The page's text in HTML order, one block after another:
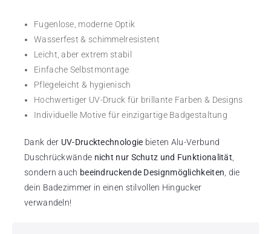
Fugenlose, moderne Optik
Wasserfest & schimmelresistent
Leicht, aber extrem stabil
Einfache Selbstmontage
Pflegeleicht & hygienisch
Hochwertiger UV-Druck für brillante Farben & Designs
Individuelle Motive für einzigartige Badgestaltung
Dank der UV-Drucktechnologie bieten Alu-Verbund
Duschrückwände nicht nur Schutz und Funktionalität
sondern auch beeindruckende Designmöglichkeiten , die
dein Badezimmer in einen stilvollen Hingucker
verwandeln!